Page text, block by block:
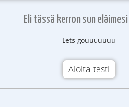
Eli tässä kerron sun
Lets gouuuuuuu
Aloita testi